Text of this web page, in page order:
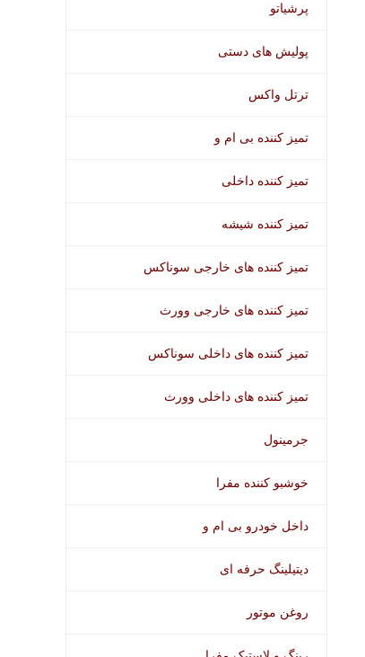
پرشیاتو
پولیش های دستی
ترتل واکس
تمیز کننده بی ام و
تمیز کننده داخلی
تمیز کننده شیشه
تمیز کننده های خارجی سوناکس
تمیز کننده های خارجی وورث
تمیز کننده های داخلی سوناکس
تمیز کننده های داخلی وورث
جرمینول
خوشبو کننده مفرا
داخل خودرو بی ام و
دیتیلینگ حرفه ای
روغن موتور